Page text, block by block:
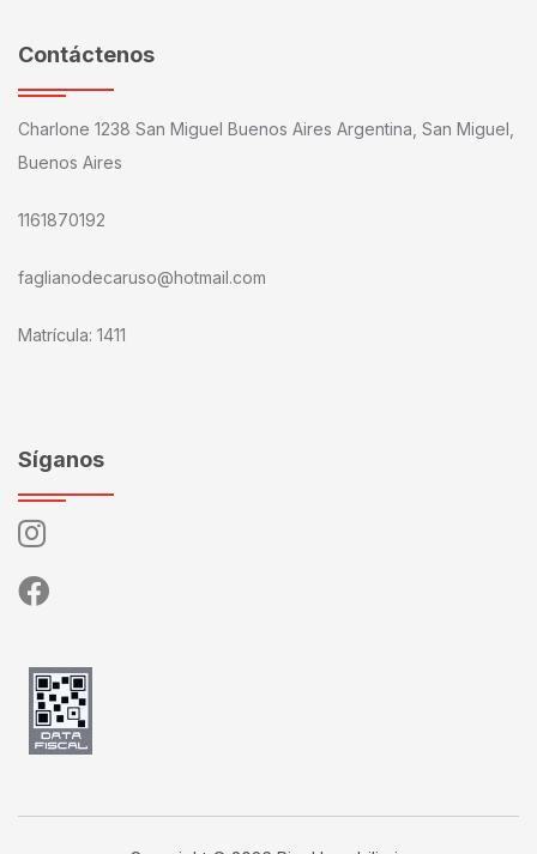
Contáctenos
Charlone 1238 San Miguel Buenos Aires Argentina, San Miguel,
Buenos Aires
1161870192
faglianodecaruso@hotmail.com
Matrícula: 1411
Síganos